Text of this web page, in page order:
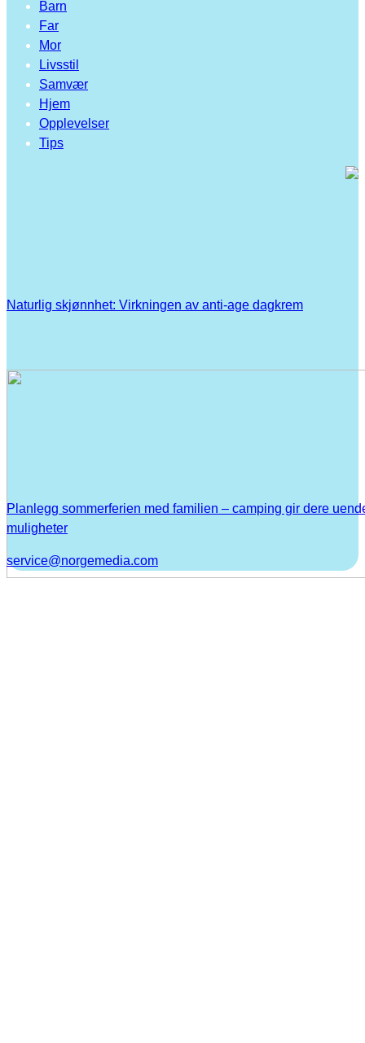
Barn
Far
Mor
Livsstil
Samvær
Hjem
Opplevelser
Tips
Naturlig skjønnhet: Virkningen av anti-age dagkrem
Planlegg sommerferien med familien – camping gir dere
muligheter
service@norgemedia.com